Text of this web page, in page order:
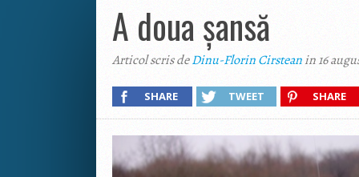
A doua şansă
Articol scris deDinu-Florin Cirsteanin 16
SHARE TWEET SHARE